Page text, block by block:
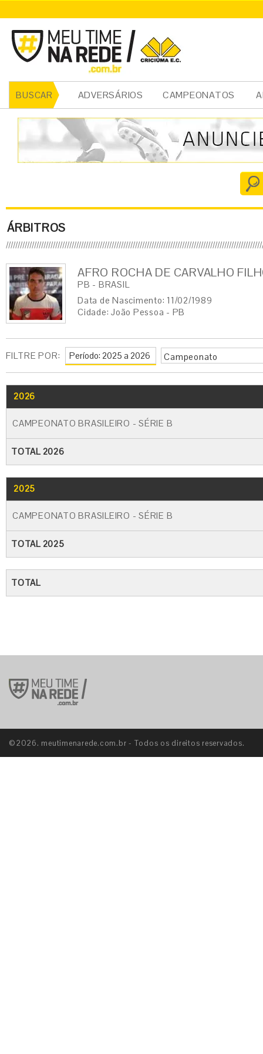
BUSCAR ADVERSÁRIOS CAMPEONATOS
ÁRBITROS
AFRO ROCHA DE CARVALHO
PB - BRASIL
Data de Nascimento: 11/02/1989
Cidade: João Pessoa - PB
FILTRE POR: Campeonato
2026
CAMPEONATO BRASILEIRO - SÉRIE B
TOTAL 2026
2025
CAMPEONATO BRASILEIRO - SÉRIE B
TOTAL 2025
TOTAL
©2026. meutimenarede.com.br - Todos os direitos reservados.